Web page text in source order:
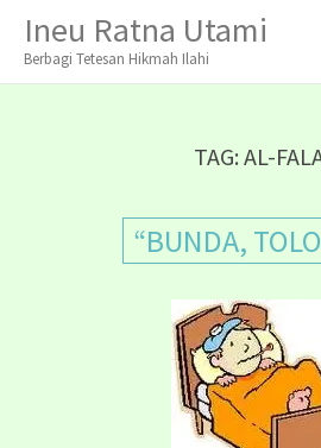
I
Ineu Ratna Utami
Berbagi Tetesan Hikmah Ilahi
TAG: AL-
“BUNDA,